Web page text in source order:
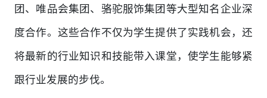
团、唯品会集团、骆驼服饰集团等大型知名企业深
度合作。这些合作不仅为学生提供了实践机会，还
将最新的行业知识和技能带入课堂，使学生能够紧
跟行业发展的步伐。